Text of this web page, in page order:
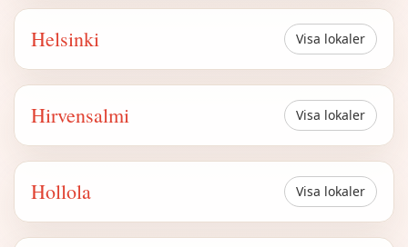
Helsinki Visa lokaler
Hirvensalmi Visa lokaler
Hollola Visa lokaler